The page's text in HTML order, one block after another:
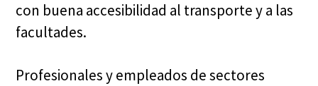
con buena accesibilidad al transporte y a las
facultades.
Profesionales y empleados de sectores